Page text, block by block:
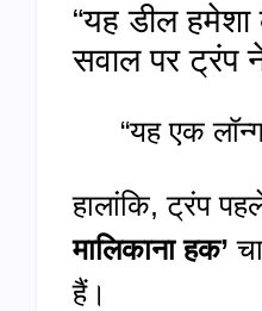
“यह डील
सवाल पर ट्रंप
“यह एक
हालांकि, ट्रंप
मालिकाना हक’
हैं।